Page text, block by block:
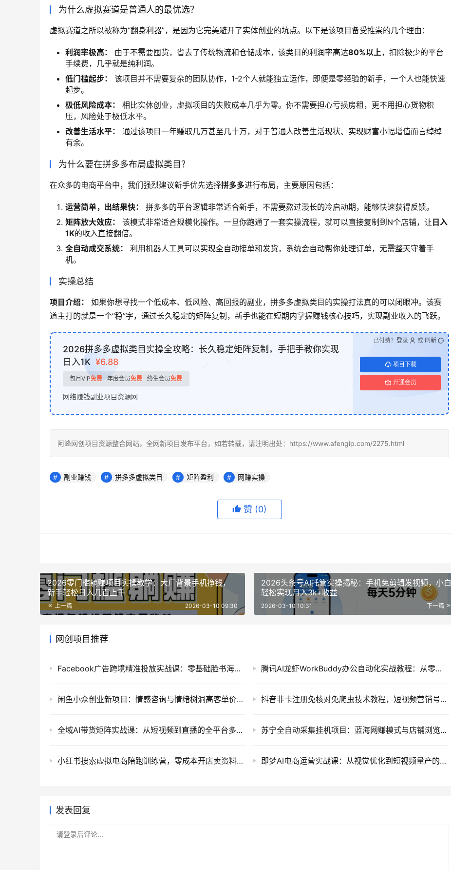
为什么虚拟赛道是普通人的最优选？
虚拟赛道之所以被称为“翻身利器”，是因为它完美避开了实体创业的坑点。以下是该项目备受推崇的几个理由：
利润率极高： 由于不需要囤货，省去了传统物流和仓储成本，该类目的利润率高达80%以上，扣除极少的平台
手续费，几乎就是纯利润。
低门槛起步：
该项目并不需要复杂的团队协作，1-2个人就能独立运作，即便是零经验的新手，一个人也能快速
起步。
极低风险成本：
相比实体创业，虚拟项目的失败成本几乎为零。你不需要担心亏损房租，更不用担心货物积
压，风险处于极低水平。
改善生活水平：
通过该项目一年赚取几万甚至几十万，对于普通人改善生活现状、实现财富小幅增值而言绰绰
有余。
为什么要在拼多多布局虚拟类目？
在众多的电商平台中，我们强烈建议新手优先选择拼多多进行布局，主要原因包括：
运营简单，出结果快：
拼多多的平台逻辑非常适合新手，不需要熬过漫长的冷启动期，能够快速获得反馈。
矩阵放大效应：
该模式非常适合规模化操作。一旦你跑通了一套实操流程，就可以直接复制到N个店铺，让 日入
1K的收入直接翻倍。
全自动成交系统：
利用机器人工具可以实现全自动接单和发货，系统会自动帮你处理订单，无需整天守着手
机。
实操总结
项目介绍：
如果你想寻找一个低成本、低风险、高回报的副业，拼多多虚拟类目的实操打法真的可以闭眼冲。该赛
道主打的就是一个“稳”字，通过长久稳定的矩阵复制，新手也能在短期内掌握赚钱核心技巧，实现副业收入的飞跃。
2026拼多多虚拟类目实操全攻略：长久稳定矩阵复制，手把手教你实现
日入1K ¥6.88
包月VIP免费 年度会员免费 终生会员免费
网络赚钱副业项目资源网
项目下载
开通会员
已付费？ 登录 或 刷新
阿峰网创项目资源整合网站，全网新项目发布平台，如若转载，请注明出处：https://www.afengip.com/2275.html
副业赚钱 拼多多虚拟类目 矩阵盈利 网赚实操
赞 (0)
2026零门槛躺赚项目实操教学：大厂背景手机挣钱，
新手轻松日入几百上千
上一篇 2026-03-10 09:30
2026头条号AI托管实操揭秘：手机免剪辑发视频，小白
轻松实现月入3k+收益
下一篇
2026-03-10 10:31
网创项目推荐
Facebook广告跨境精准投放实战课：零基础脸书海外广告账户搭建、受众优化与稳定变现教程 腾讯AI龙虾WorkBuddy办公自动化实战教程：从零基础数字员工部署到AI高效办公全场景指南
闲鱼小众创业新项目：情感咨询与情绪树洞高客单价私域变现运营教程 抖音非卡注册免核对免爬虫技术教程，短视频营销号批量搭建与SEO实战指南
全域AI带货矩阵实战课：从短视频到直播的全平台多矩阵运营破局指南 苏宁全自动采集挂机项目：蓝海网赚模式与店铺浏览权重推广实操揭秘
小红书搜索虚拟电商陪跑训练营，零成本开店卖资料与全自动发货矩阵项目教程 即梦AI电商运营实战课：从视觉优化到短视频量产的一站式图文视频文案解决方案
发表回复
请登录后评论...